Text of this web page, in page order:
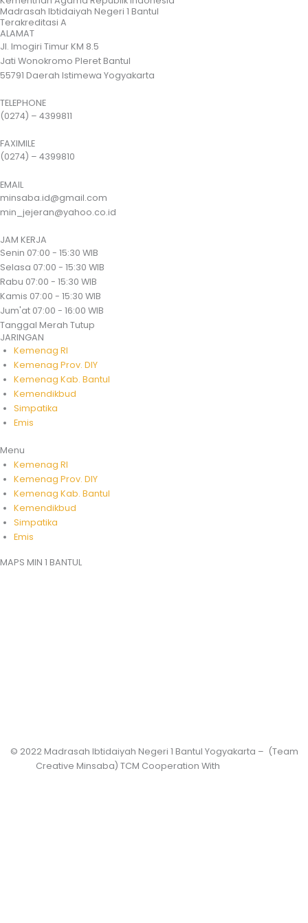
Madrasah Ibtidaiyah Negeri 1 Bantul
Terakreditasi A
ALAMAT
Jl. Imogiri Timur KM 8.5
Jati Wonokromo Pleret Bantul
55791 Daerah Istimewa Yogyakarta
TELEPHONE
(0274) – 4399811
FAXIMILE
(0274) – 4399810
EMAIL
minsaba.id@gmail.com
min_jejeran@yahoo.co.id
JAM KERJA
Senin 07:00 - 15:30 WIB
Selasa 07:00 - 15:30 WIB
Rabu 07:00 - 15:30 WIB
Kamis 07:00 - 15:30 WIB
Jum'at 07:00 - 16:00 WIB
Tanggal Merah Tutup
JARINGAN
Kemenag RI
Kemenag Prov. DIY
Kemenag Kab. Bantul
Kemendikbud
Simpatika
Emis
Menu
Kemenag RI
Kemenag Prov. DIY
Kemenag Kab. Bantul
Kemendikbud
Simpatika
Emis
MAPS MIN 1 BANTUL
© 2022 Madrasah Ibtidaiyah Negeri 1 Bantul Yogyakarta – (Team
Creative Minsaba) TCM Cooperation With